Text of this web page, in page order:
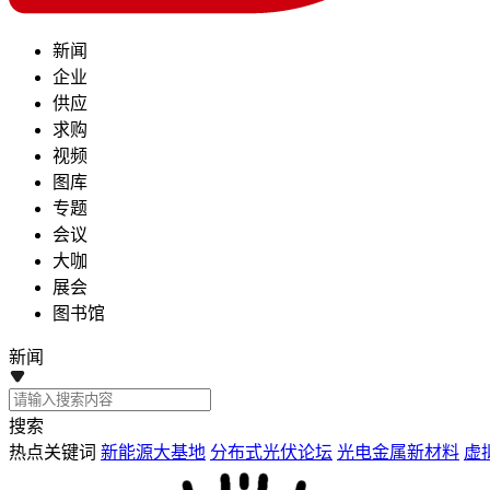
新闻
企业
供应
求购
视频
图库
专题
会议
大咖
展会
图书馆
新闻
搜索
热点关键词 新能源大基地 分布式光伏论坛 光电金属新材料 虚